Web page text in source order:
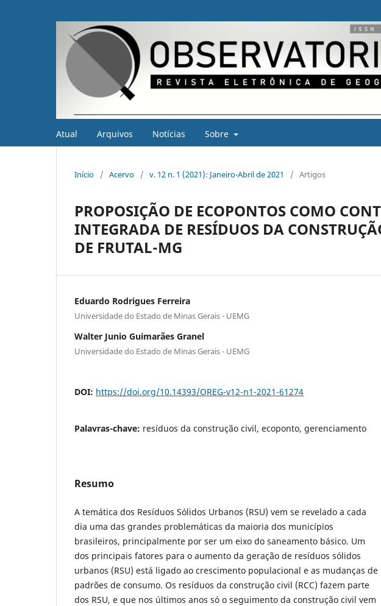
Atual Arquivos Notícias Sobre
Início / Acervo / v. 12 n. 1 (2021): Janeiro-Abril de 2021 / Artigos
PROPOSIÇÃO DE ECOPONTOS COMO
INTEGRADA DE RESÍDUOS DA
DE FRUTAL-MG
Eduardo Rodrigues Ferreira
Universidade do Estado de Minas Gerais - UEMG
Walter Junio Guimarães Granel
Universidade do Estado de Minas Gerais - UEMG
DOI: https://doi.org/10.14393/OREG-v12-n1-2021-61274
Palavras-chave: resíduos da construção civil, ecoponto, gerenciamento
Resumo
A temática dos Resíduos Sólidos Urbanos (RSU) vem se revelado a cada
dia uma das grandes problemáticas da maioria dos municípios
brasileiros, principalmente por ser um eixo do saneamento básico. Um
dos principais fatores para o aumento da geração de resíduos sólidos
urbanos (RSU) está ligado ao crescimento populacional e as mudanças de
padrões de consumo. Os resíduos da construção civil (RCC) fazem parte
dos RSU, e que nos últimos anos só o seguimento da construção civil vem